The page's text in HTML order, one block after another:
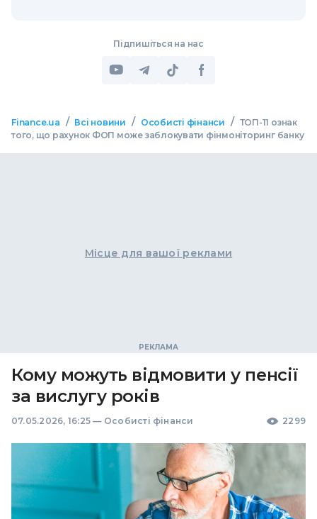
Підпишіться на нас
Finance.ua / Всі новини / Особисті фінанси / ТОП-11 ознак
того, що рахунок ФОП може заблокувати фінмоніторинг банку
Місце для вашої реклами
Кому можуть відмовити у пенсії
за вислугу років
07.05.2026, 16:25 — Особисті фінанси 2299